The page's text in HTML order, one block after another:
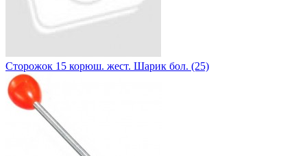
Сторожок 15 корюш. жест. Шарик бол. (25)